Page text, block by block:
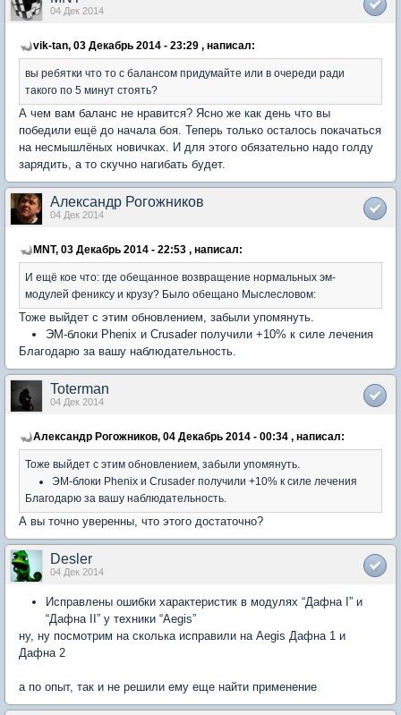
04 Дек 2014
vik-tan, 03 Декабрь 2014 - 23:29 , написал:
вы ребятки что то с балансом придумайте или в очереди ради
такого по 5 минут стоять?
А чем вам баланс не нравится? Ясно же как день что вы
победили ещё до начала боя. Теперь только осталось покачаться
на несмышлёных новичках. И для этого обязательно надо голду
зарядить, а то скучно нагибать будет.
Александр Рогожников
04 Дек 2014
MNT, 03 Декабрь 2014 - 22:53 , написал:
И ещё кое что: где обещанное возвращение нормальных эм-
модулей фениксу и крузу? Было обещано Мыслесловом:
Тоже выйдет с этим обновлением, забыли упомянуть.
ЭМ-блоки Phenix и Crusader получили +10% к силе лечения
Благодарю за вашу наблюдательность.
Toterman
04 Дек 2014
Александр Рогожников, 04 Декабрь 2014 - 00:34 , написал:
Тоже выйдет с этим обновлением, забыли упомянуть.
ЭМ-блоки Phenix и Crusader получили +10% к силе лечения
Благодарю за вашу наблюдательность.
А вы точно уверенны, что этого достаточно?
Desler
04 Дек 2014
Исправлены ошибки характеристик в модулях “Дафна I” и
“Дафна II” у техники “Aegis”
ну, ну посмотрим на сколька исправили на Aegis Дафна 1 и
Дафна 2
а по опыт, так и не решили ему еще найти применение